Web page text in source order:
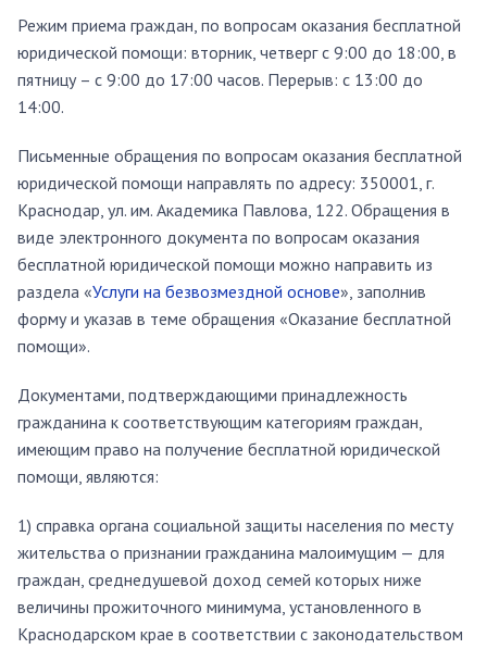
Режим приема граждан, по вопросам оказания бесплатной
юридической помощи: вторник, четверг с 9:00 до 18:00, в
пятницу – с 9:00 до 17:00 часов. Перерыв: с 13:00 до
14:00.
Письменные обращения по вопросам оказания бесплатной
юридической помощи направлять по адресу: 350001, г.
Краснодар, ул. им. Академика Павлова, 122. Обращения в
виде электронного документа по вопросам оказания
бесплатной юридической помощи можно направить из
раздела «Услуги на безвозмездной основе», заполнив
форму и указав в теме обращения «Оказание бесплатной
помощи».
Документами, подтверждающими принадлежность
гражданина к соответствующим категориям граждан,
имеющим право на получение бесплатной юридической
помощи, являются:
1) справка органа социальной защиты населения по месту
жительства о признании гражданина малоимущим — для
граждан, среднедушевой доход семей которых ниже
величины прожиточного минимума, установленного в
Краснодарском крае в соответствии с законодательством